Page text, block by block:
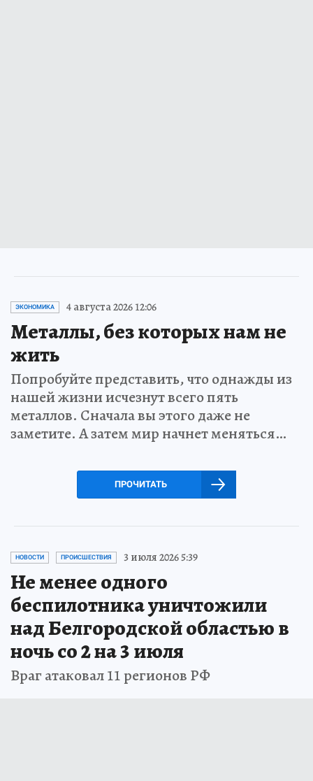
ЭКОНОМИКА 4 августа 2026 12:06
Металлы, без которых нам не
жить
Попробуйте представить, что однажды из
нашей жизни исчезнут всего пять
металлов. Сначала вы этого даже не
заметите. А затем мир начнет меняться…
ПРОЧИТАТЬ
НОВОСТИ ПРОИСШЕСТВИЯ 3 июля 2026 5:39
Не менее одного
беспилотника уничтожили
над Белгородской областью в
ночь со 2 на 3 июля
Враг атаковал 11 регионов РФ